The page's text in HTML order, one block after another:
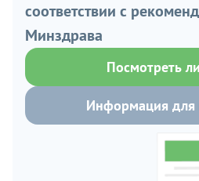
соответствии с
Минздрава
Посмотреть
Информация для